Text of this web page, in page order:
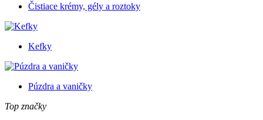
Čistiace krémy, gély a roztoky
Kefky
Púzdra a vaničky
Top značky